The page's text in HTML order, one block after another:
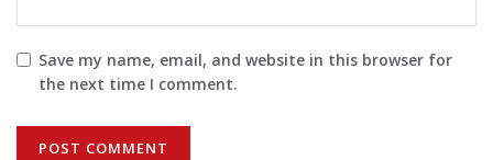
Save my name, email, and website in this browser for
the next time I comment.